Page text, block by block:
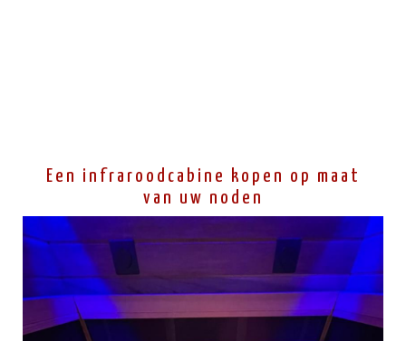
Een infraroodcabine kopen op maat
van uw noden